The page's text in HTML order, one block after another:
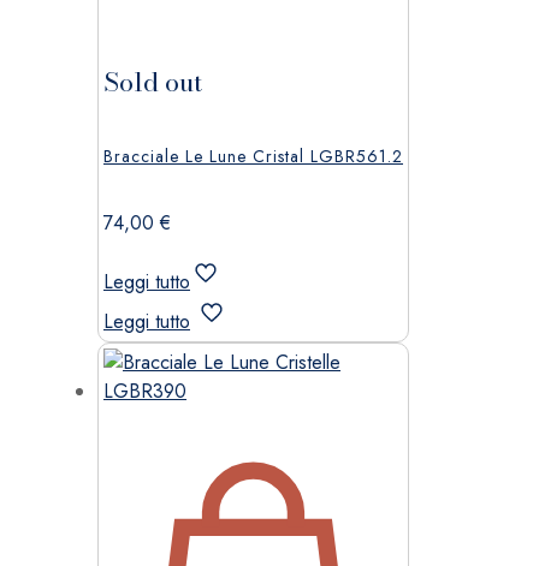
Sold out
Bracciale Le Lune Cristal LGBR561.2
74,00€
Leggi tutto
Leggi tutto